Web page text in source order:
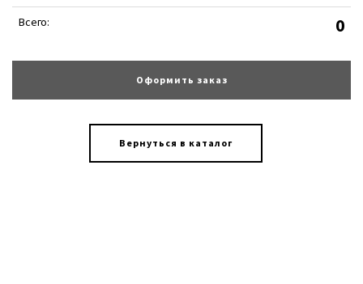
Всего: 0
Оформить заказ
Вернуться в каталог